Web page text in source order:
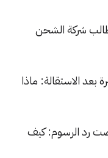
شركة الشحن
الاستقالة: ماذا
رد الرسوم: كيف